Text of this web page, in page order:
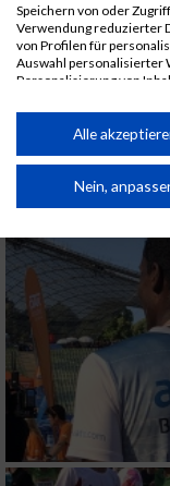
Speichern von oder
Verwendung reduzierter
von Profilen für
Auswahl personalisierter
Personalisierung von
Performance von
Kombinationen von
von Inhalten.
Daten können außerhalb
Website/App.
Partnerliste
Wir nutzen Ihre Daten
IAB-
Speichern von
auf einem Endgerät
Verwendung
von
Alle
Nein,